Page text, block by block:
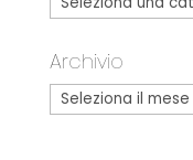
Archivio